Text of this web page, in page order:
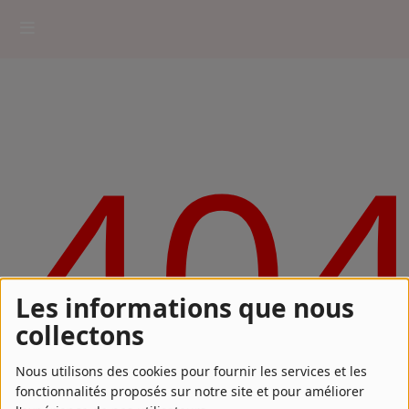
Les informations que nous
collectons
Nous utilisons des cookies pour fournir les services et les
fonctionnalités proposés sur notre site et pour améliorer
PODCASTS
Cultur'Ciné - Jean Meurice
CONCOURS
Contact